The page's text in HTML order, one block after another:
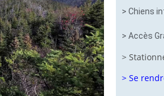
> Chiens
> Accès
>
> Se